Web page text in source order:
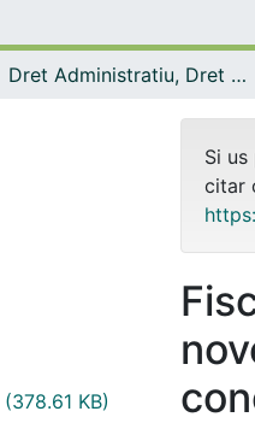
Dret Administratiu, Dret Processal i Dret Financer i Tributari
(378.61 KB)
Si
citar